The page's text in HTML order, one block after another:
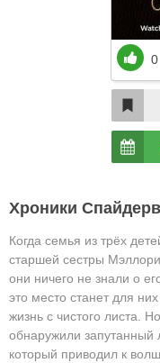
Хроники
Когда семья из трёх
старшей сестры
они ничего не знали о
это место станет для
жизнь с чистого листа.
обнаружили
который приводил к
0